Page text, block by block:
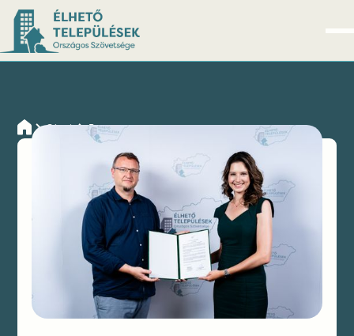
Cégek Resysten
Kapcsolatfelvétel